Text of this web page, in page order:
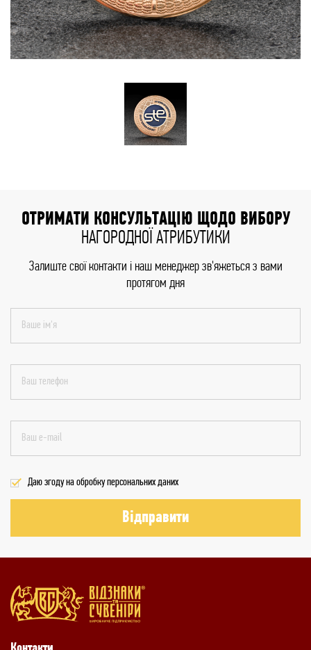
ОТРИМАТИ КОНСУЛЬТАЦІЮ ЩОДО ВИБОРУ
НАГОРОДНОЇ АТРИБУТИКИ
Залиште свої контакти і наш менеджер зв'яжеться з вами
протягом дня
Даю згоду на обробку персональних даних
Відправити